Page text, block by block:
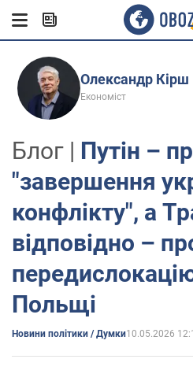
Олександр Кірш
Економіст
Блог | Путін –
"завершення
конфлікту", а
відповідно –
Польщі
Новини політики / Думки10.05.2026